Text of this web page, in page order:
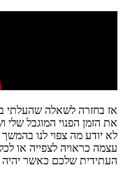
אז בחזרה לשאלה
את הזמן הפנוי המוגבל שלי
לא יודע מה צפוי לנו
עצמה כראויה לצפייה או
העתידית שלכם כאשר יהיה